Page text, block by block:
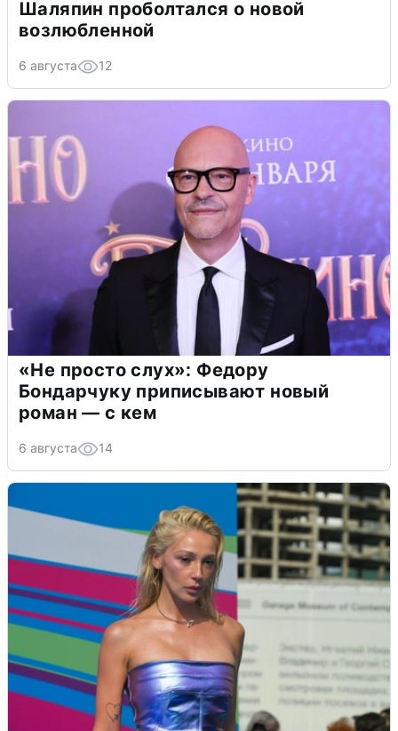
Шаляпин проболтался о новой
возлюбленной
6 августа 12
«Не просто слух»: Федору
Бондарчуку приписывают новый
роман — с кем
6 августа 14